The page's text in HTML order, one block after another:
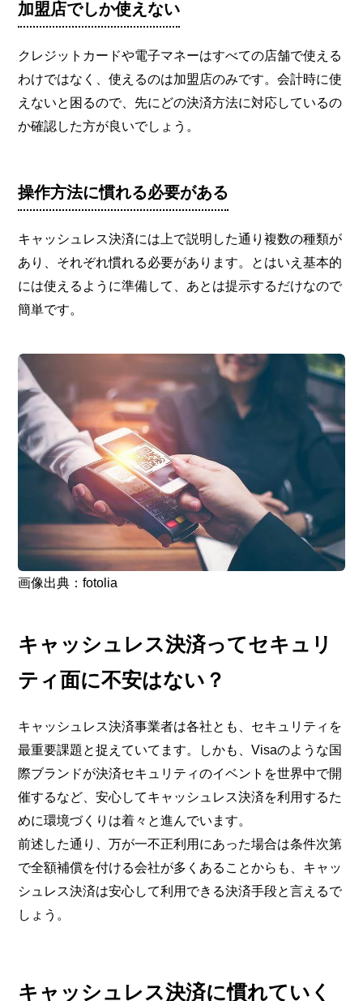
加盟店でしか使えない
クレジットカードや電子マネーはすべての店舗で使える
わけではなく、使えるのは加盟店のみです。会計時に使
えないと困るので、先にどの決済方法に対応しているの
か確認した方が良いでしょう。
操作方法に慣れる必要がある
キャッシュレス決済には上で説明した通り複数の種類が
あり、それぞれ慣れる必要があります。とはいえ基本的
には使えるように準備して、あとは提示するだけなので
簡単です。
画像出典：fotolia
キャッシュレス決済ってセキュリ
ティ面に不安はない？
キャッシュレス決済事業者は各社とも、セキュリティを
最重要課題と捉えていてます。しかも、Visaのような国
際ブランドが決済セキュリティのイベントを世界中で開
催するなど、安心してキャッシュレス決済を利用するた
めに環境づくりは着々と進んでいます。
前述した通り、万が一不正利用にあった場合は条件次第
で全額補償を付ける会社が多くあることからも、キャッ
シュレス決済は安心して利用できる決済手段と言えるで
しょう。
キャッシュレス決済に慣れていく